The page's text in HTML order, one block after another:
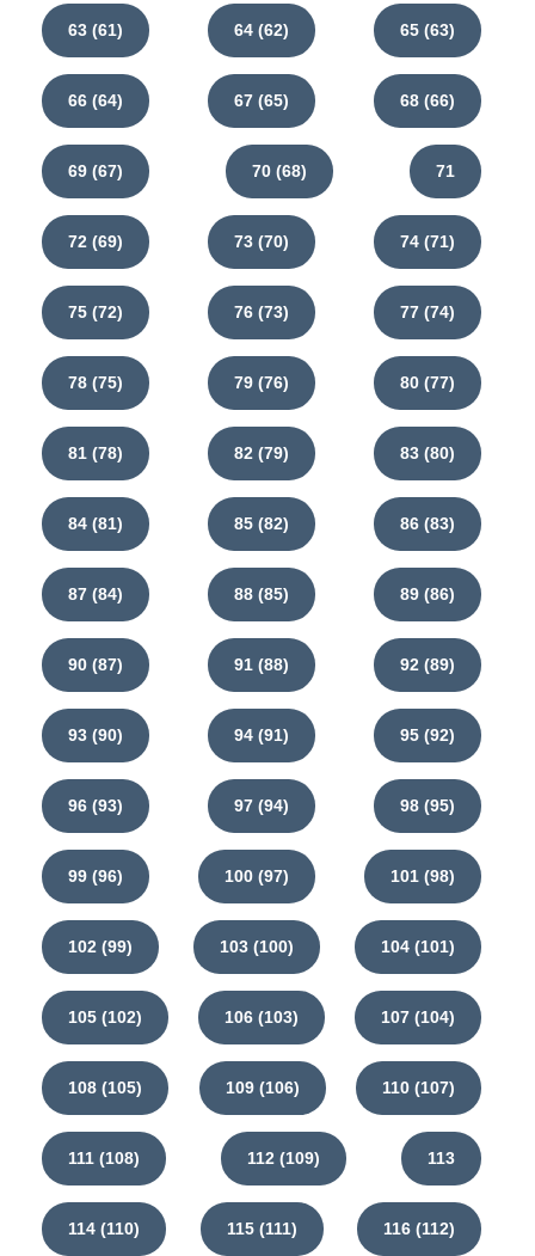
63 (61) 64 (62) 65 (63)
66 (64) 67 (65) 68 (66)
69 (67) 70 (68) 71
72 (69) 73 (70) 74 (71)
75 (72) 76 (73) 77 (74)
78 (75) 79 (76) 80 (77)
81 (78) 82 (79) 83 (80)
84 (81) 85 (82) 86 (83)
87 (84) 88 (85) 89 (86)
90 (87) 91 (88) 92 (89)
93 (90) 94 (91) 95 (92)
96 (93) 97 (94) 98 (95)
99 (96) 100 (97) 101 (98)
102 (99) 103 (100) 104 (101)
105 (102) 106 (103) 107 (104)
108 (105) 109 (106) 110 (107)
111 (108) 112 (109) 113
114 (110) 115 (111) 116 (112)